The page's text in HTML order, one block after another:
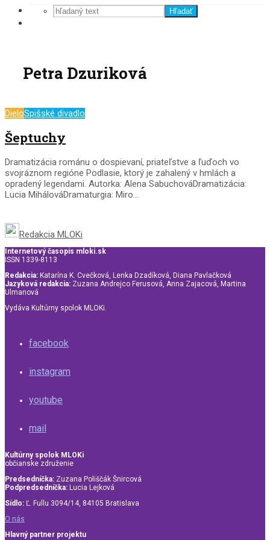
Hľadať
Petra Dzuriková
DieloSpišské divadlo
Šeptuchy
Dramatizácia románu o dospievaní, priateľstve a ľuďoch vo
svojráznom regióne Podlasie, ktorý je zahalený v hmlách a
opradený legendami. Autorka: Alena SabuchováDramatizácia:
Lucia MihálováDramaturgia: Miro...
Redakcia MLOKi
Internetový časopis mloki.sk
ISSN 1339-8113
Redakcia: Katarína K. Cvečková, Lenka Dzadíková, Diana Pavlačková
Jazyková redakcia: Zuzana Andrejco Ferusová, Anna Zajacová, Martina
Ulmanová
Vydáva Kultúrny spolok MLOKi.
facebook
instagram
youtube
mail
Kultúrny spolok MLOKi
občianske združenie
Predsedníčka: Zuzana Poliščák Šnircová
Podpredsedníčka: Lucia Lejková
Sídlo: Ľ. Fullu 3094/14, 84105 Bratislava
O nás
Hlavný partner projektu